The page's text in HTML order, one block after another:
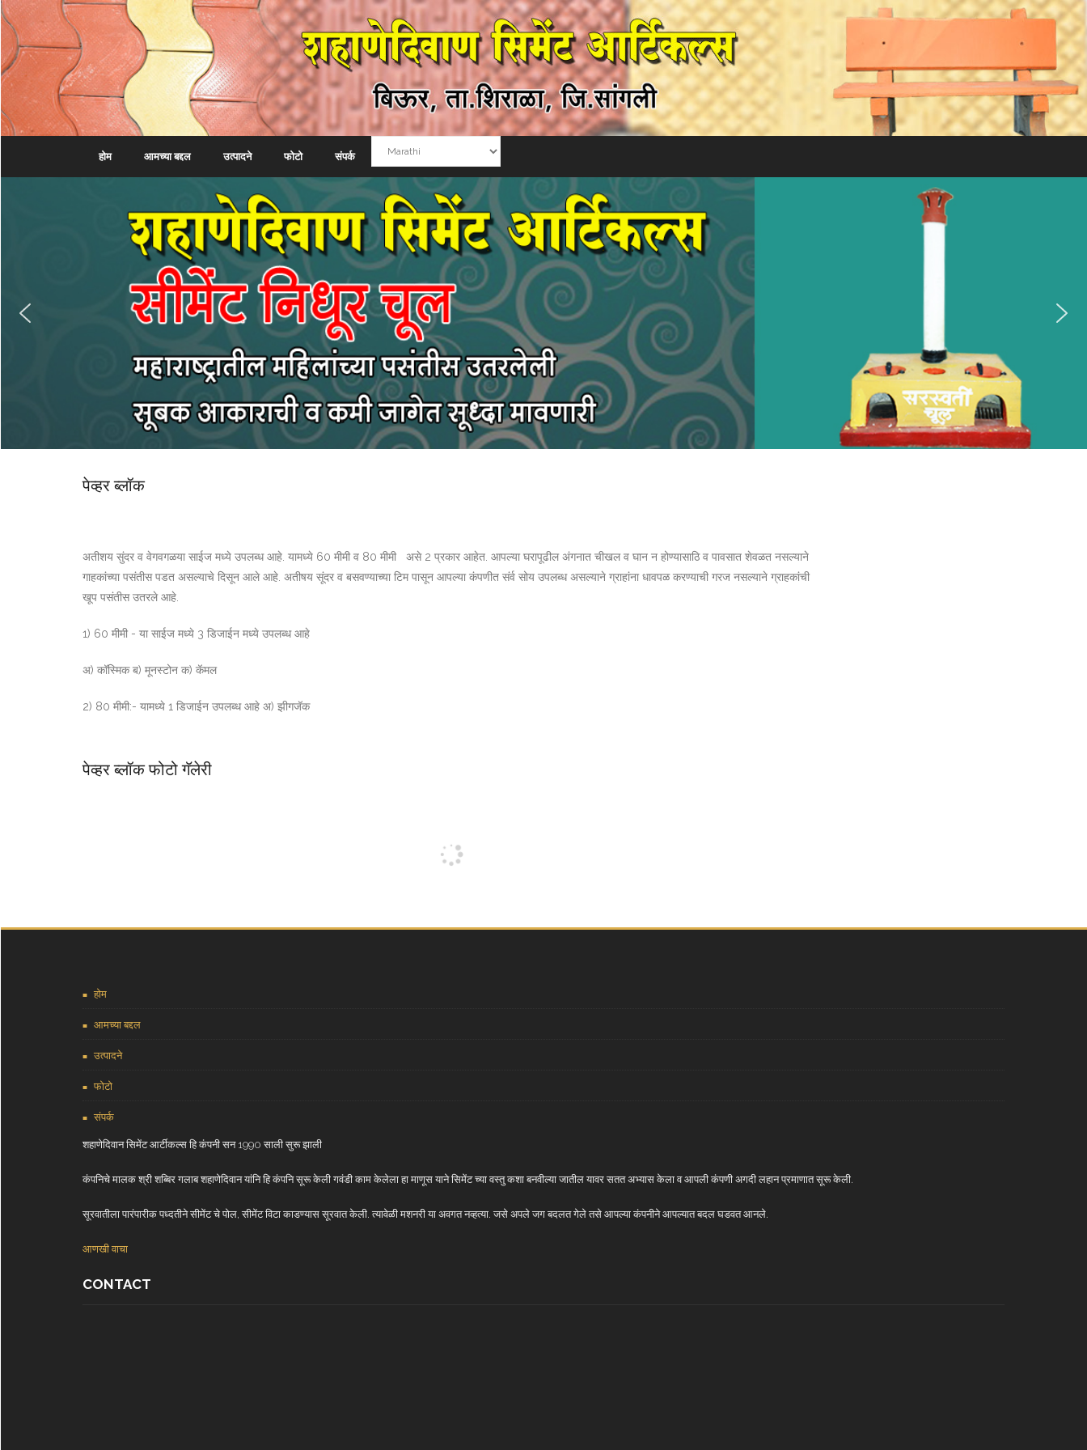
होम आमच्या बद्दल उत्पादने फोटो संपर्क
पेव्हर ब्लॉक
अतीशय सुंदर व वेगवगळया साईज मध्ये उपलब्ध आहे. यामध्ये 60 मीमी व 80 मीमी असे 2 प्रकार आहेत. आपल्या घरापूढील अंगनात चीखल व घान न होण्यासाठि व पावसात शेवळत नसल्याने
गाहकांच्या पसंतीस पडत असल्याचे दिसून आले आहे. अतीषय सूंदर व बसवण्याच्या टिम पासून आपल्या कंपणीत संर्व सोय उपलब्ध असल्याने ग्राहांना धावपळ करण्याची गरज नसल्याने ग्राहकांची
खूप पसंतीस उतरले आहे.
1) 60 मीमी - या साईज मध्ये 3 डिजाईन मध्ये उपलब्ध आहे
अ) कॉस्मिक ब) मूनस्टोन क) कॅमल
2) 80 मीमी:- यामध्ये 1 डिजाईन उपलब्ध आहे अ) झीगजॅक
पेव्हर ब्लॉक फोटो गॅलेरी
होम
आमच्या बद्दल
उत्पादने
फोटो
संपर्क
शहाणेदिवान सिमेंट आर्टीकल्स हि कंपनी सन 1990 साली सुरू झाली
कंपनिचे मालक श्री शब्बिर गलाब शहाणेदिवान यांनि हि कंपनि सूरू केली गवंडी काम केलेला हा माणूस याने सिमेंट च्या वस्तु कशा बनवील्या जातील यावर सतत अभ्यास केला व आपली कंपणी अगदी लहान प्रमाणात सूरू केली.
सूरवातीला पारंपारीक पध्दतीने सीमेंट चे पोल, सीमेंट विटा काडण्यास सूरवात केली. त्यावेळी मशनरी या अवगत नव्हत्या. जसे अपले जग बदलत गेले तसे आपल्या कंपनीने आपल्यात बदल घडवत आनले.
आणखी वाचा
CONTACT